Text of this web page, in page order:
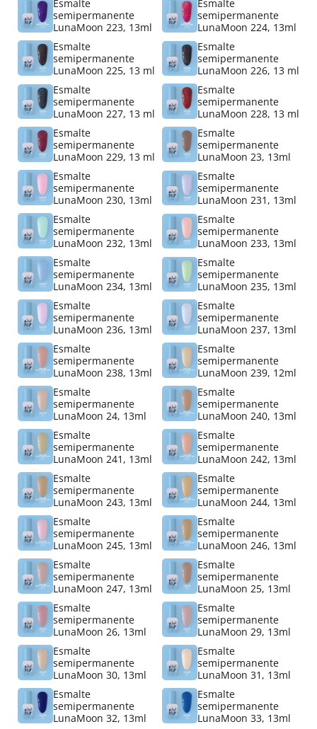
Esmalte
semipermanente
LunaMoon 223, 13ml
Esmalte
semipermanente
LunaMoon 224, 13ml
Esmalte
semipermanente
LunaMoon 225, 13 ml
Esmalte
semipermanente
LunaMoon 226, 13 ml
Esmalte
semipermanente
LunaMoon 227, 13 ml
Esmalte
semipermanente
LunaMoon 228, 13 ml
Esmalte
semipermanente
LunaMoon 229, 13 ml
Esmalte
semipermanente
LunaMoon 23, 13ml
Esmalte
semipermanente
LunaMoon 230, 13ml
Esmalte
semipermanente
LunaMoon 231, 13ml
Esmalte
semipermanente
LunaMoon 232, 13ml
Esmalte
semipermanente
LunaMoon 233, 13ml
Esmalte
semipermanente
LunaMoon 234, 13ml
Esmalte
semipermanente
LunaMoon 235, 13ml
Esmalte
semipermanente
LunaMoon 236, 13ml
Esmalte
semipermanente
LunaMoon 237, 13ml
Esmalte
semipermanente
LunaMoon 238, 13ml
Esmalte
semipermanente
LunaMoon 239, 12ml
Esmalte
semipermanente
LunaMoon 24, 13ml
Esmalte
semipermanente
LunaMoon 240, 13ml
Esmalte
semipermanente
LunaMoon 241, 13ml
Esmalte
semipermanente
LunaMoon 242, 13ml
Esmalte
semipermanente
LunaMoon 243, 13ml
Esmalte
semipermanente
LunaMoon 244, 13ml
Esmalte
semipermanente
LunaMoon 245, 13ml
Esmalte
semipermanente
LunaMoon 246, 13ml
Esmalte
semipermanente
LunaMoon 247, 13ml
Esmalte
semipermanente
LunaMoon 25, 13ml
Esmalte
semipermanente
LunaMoon 26, 13ml
Esmalte
semipermanente
LunaMoon 29, 13ml
Esmalte
semipermanente
LunaMoon 30, 13ml
Esmalte
semipermanente
LunaMoon 31, 13ml
Esmalte
semipermanente
LunaMoon 32, 13ml
Esmalte
semipermanente
LunaMoon 33, 13ml